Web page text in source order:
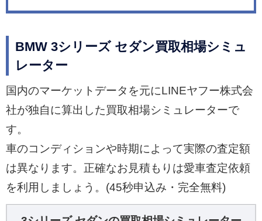
BMW 3シリーズ セダン買取相場シミュ
レーター
国内のマーケットデータを元にLINEヤフー株式会
社が独自に算出した買取相場シミュレーターで
す。
車のコンディションや時期によって実際の査定額
は異なります。正確なお見積もりは愛車査定依頼
を利用しましょう。(45秒申込み・完全無料)